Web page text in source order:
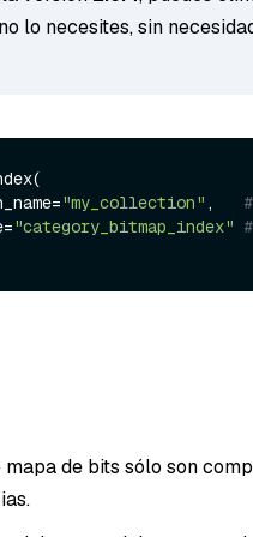
lo necesites, sin
"my_collection" ,
"category_bitmap_index"
mapa de bits sólo son